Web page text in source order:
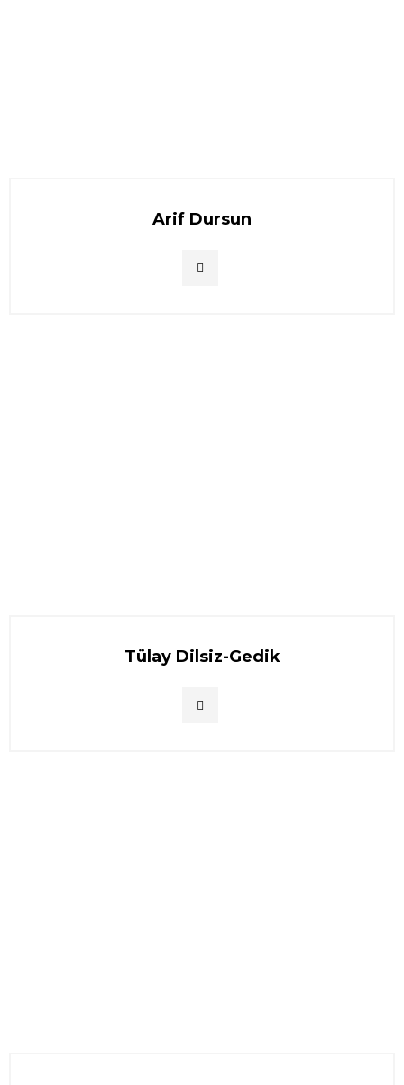
Arif Dursun
Tülay Dilsiz-Gedik